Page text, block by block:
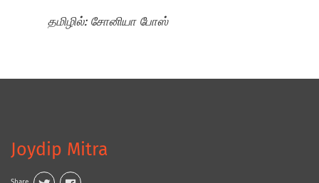
தமிழில்: சோனியா போஸ்
Joydip Mitra